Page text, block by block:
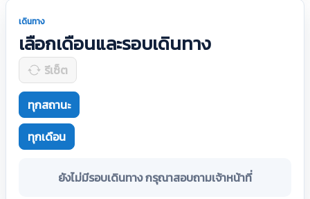
เดินทาง
เลือกเดือนและรอบเดินทาง
รีเซ็ต
ทุกสถานะ
ทุกเดือน
ยังไม่มีรอบเดินทาง กรุณาสอบถามเจ้าหน้าที่